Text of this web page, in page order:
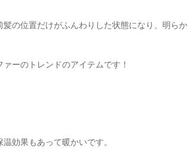
の位置だけがふんわりした状態になり、明らか
ーのトレンドのアイテムです！
効果もあって暖かいです。